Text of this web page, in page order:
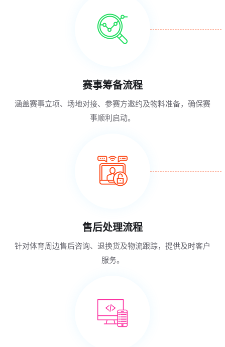
赛事筹备流程
涵盖赛事立项、场地对接、参赛方邀约及物料准备，确保赛
事顺利启动。
售后处理流程
针对体育周边售后咨询、退换货及物流跟踪，提供及时客户
服务。